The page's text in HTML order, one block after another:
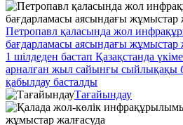
Петропавл қаласында жол
бағдарламасы аясындағы жұмыстар
1 шілдеден бастап Қазақстанда
арналған жыл сайынғы сыйлықақы
қабылдау басталды
Тағайындау